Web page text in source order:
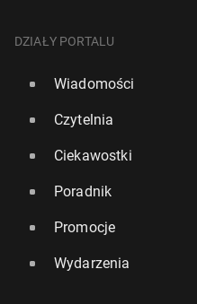
DZIAŁY PORTALU
Wiadomości
Czytelnia
Ciekawostki
Poradnik
Promocje
Wydarzenia